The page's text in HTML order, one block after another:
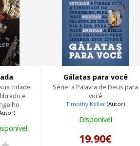
cidade
e
Gálatas para você
Série: a Palavra de Deus para
você
Timothy Keller (Autor)
Disponível
19.90€